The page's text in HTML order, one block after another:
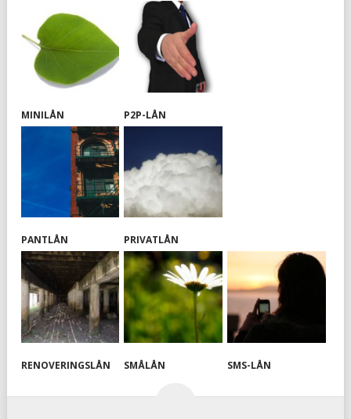
MINILÅN P2P-LÅN
PANTLÅN PRIVATLÅN
RENOVERINGSLÅN SMÅLÅN SMS-LÅN